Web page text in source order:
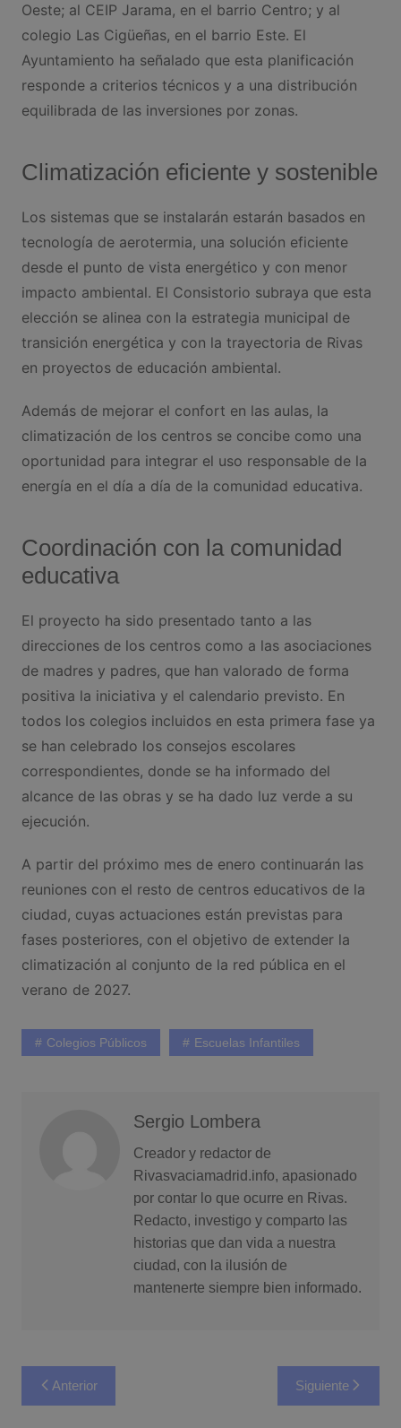
Oeste; al CEIP Jarama, en el barrio Centro; y al
colegio Las Cigüeñas, en el barrio Este. El
Ayuntamiento ha señalado que esta planificación
responde a criterios técnicos y a una distribución
equilibrada de las inversiones por zonas.
Climatización eficiente y sostenible
Los sistemas que se instalarán estarán basados en
tecnología de aerotermia, una solución eficiente
desde el punto de vista energético y con menor
impacto ambiental. El Consistorio subraya que esta
elección se alinea con la estrategia municipal de
transición energética y con la trayectoria de Rivas
en proyectos de educación ambiental.
Además de mejorar el confort en las aulas, la
climatización de los centros se concibe como una
oportunidad para integrar el uso responsable de la
energía en el día a día de la comunidad educativa.
Coordinación con la comunidad
educativa
El proyecto ha sido presentado tanto a las
direcciones de los centros como a las asociaciones
de madres y padres, que han valorado de forma
positiva la iniciativa y el calendario previsto. En
todos los colegios incluidos en esta primera fase ya
se han celebrado los consejos escolares
correspondientes, donde se ha informado del
alcance de las obras y se ha dado luz verde a su
ejecución.
A partir del próximo mes de enero continuarán las
reuniones con el resto de centros educativos de la
ciudad, cuyas actuaciones están previstas para
fases posteriores, con el objetivo de extender la
climatización al conjunto de la red pública en el
verano de 2027.
Colegios Públicos Escuelas Infantiles
Sergio Lombera
Creador y redactor de
Rivasvaciamadrid.info, apasionado
por contar lo que ocurre en Rivas.
Redacto, investigo y comparto las
historias que dan vida a nuestra
ciudad, con la ilusión de
mantenerte siempre bien informado.
Navegación
de
Anterior Siguiente